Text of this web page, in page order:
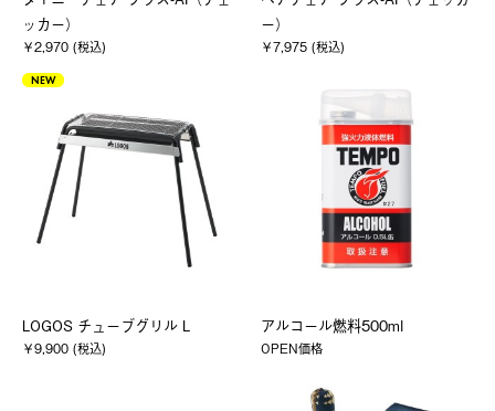
ッカー）
￥2,970 (税込)
ー）
￥7,975 (税込)
NEW
LOGOS チューブグリル L
￥9,900 (税込)
アルコール燃料500ml
OPEN価格